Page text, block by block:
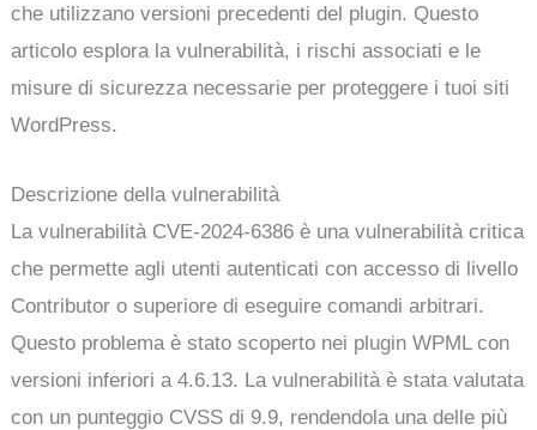
che utilizzano versioni precedenti del plugin. Questo
articolo esplora la vulnerabilità, i rischi associati e le
misure di sicurezza necessarie per proteggere i tuoi siti
WordPress.
Descrizione della vulnerabilità
La vulnerabilità CVE-2024-6386 è una vulnerabilità critica
che permette agli utenti autenticati con accesso di livello
Contributor o superiore di eseguire comandi arbitrari.
Questo problema è stato scoperto nei plugin WPML con
versioni inferiori a 4.6.13. La vulnerabilità è stata valutata
con un punteggio CVSS di 9.9, rendendola una delle più